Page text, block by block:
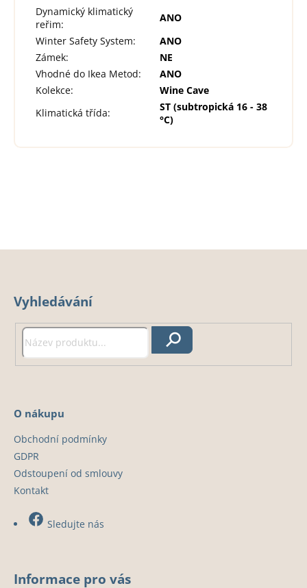
Dynamický klimatický
reřim:
ANO
Winter Safety System:
ANO
Zámek:
NE
Vhodné do Ikea Metod:
ANO
Kolekce:
Wine Cave
Klimatická třída:
ST (subtropická 16 - 38
°C)
Vyhledávání
Hledat
O nákupu
Obchodní podmínky
GDPR
Odstoupení od smlouvy
Kontakt
Sledujte nás
Informace pro vás